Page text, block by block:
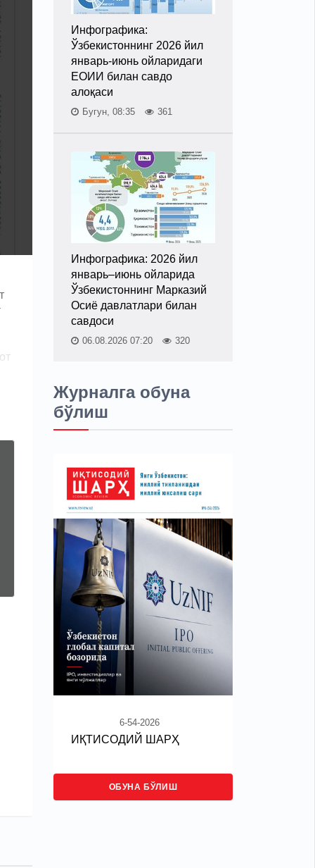
Инфографика:
Ўзбекистоннинг 2026 йил
январь-июнь ойларидаги
ЕОИИ билан савдо
алоқаси
Бугун, 08:35 361
Инфографика: 2026 йил
январь–июнь ойларида
Ўзбекистоннинг Марказий
Осиё давлатлари билан
савдоси
06.08.2026 07:20 320
Журналга обуна
бўлиш
6-54-2026
ИҚТИСОДИЙ ШАРҲ
ОБУНА БЎЛИШ